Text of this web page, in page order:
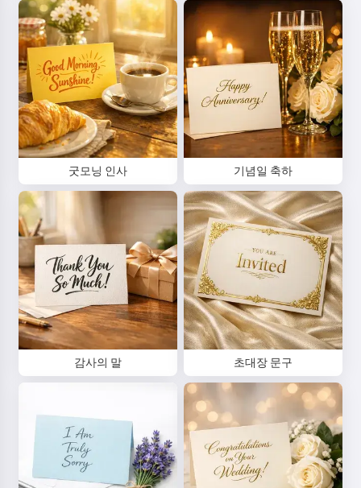
굿모닝 인사 기념일 축하
감사의 말 초대장 문구